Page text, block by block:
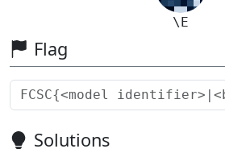
\E
Flag
Solutions